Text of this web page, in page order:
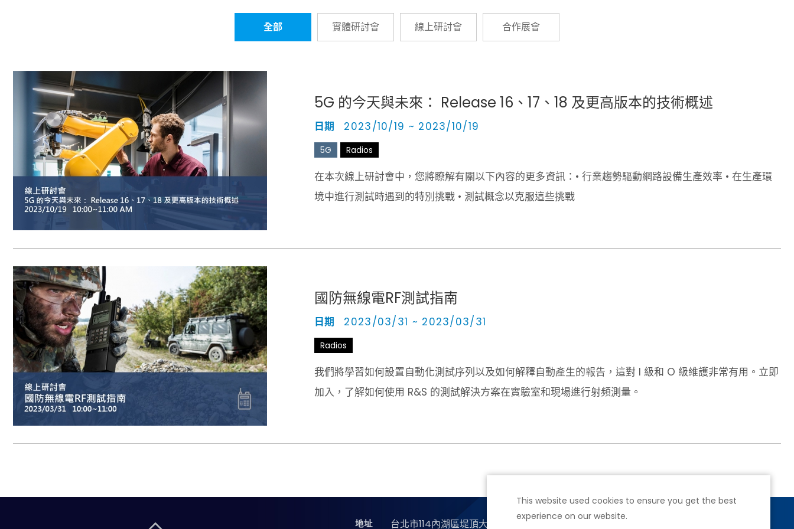
This website used cookies to ensure you get the best
experience on our website.
全部 實體研討會 線上研討會 合作展會
5G 的今天與未來： Release 16、17、18 及更高版本的技術概述
日期 2023/10/19 ~ 2023/10/19
5G Radios
在本次線上研討會中，您將瞭解有關以下內容的更多資訊：• 行業趨勢驅動網路設備生產效率 • 在生產環
境中進行測試時遇到的特別挑戰 • 測試概念以克服這些挑戰
國防無線電RF測試指南
日期 2023/03/31 ~ 2023/03/31
Radios
我們將學習如何設置自動化測試序列以及如何解釋自動產生的報告，這對 I 級和 O 級維護非常有用。立即
加入，了解如何使用 R&S 的測試解決方案在實驗室和現場進行射頻測量。
地址 台北市114內湖區堤頂大道二段89號4樓